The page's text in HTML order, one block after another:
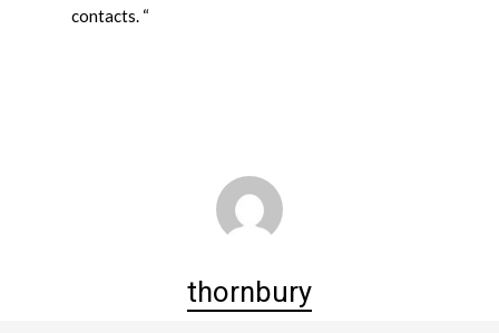
contacts. “
thornbury